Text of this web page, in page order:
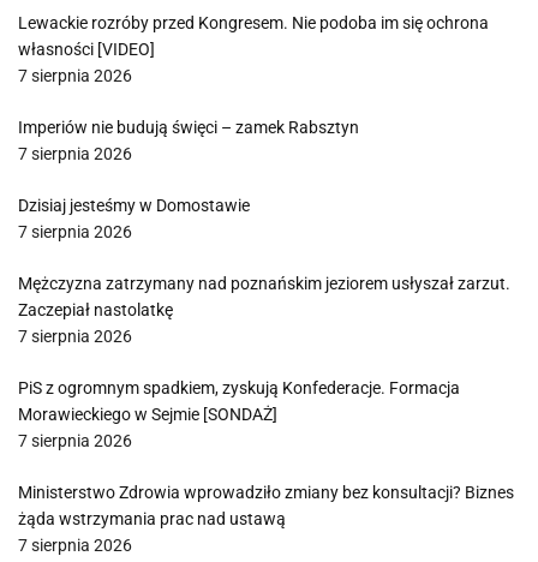
Lewackie rozróby przed Kongresem. Nie podoba im się ochrona
własności [VIDEO]
7 sierpnia 2026
Imperiów nie budują święci – zamek Rabsztyn
7 sierpnia 2026
Dzisiaj jesteśmy w Domostawie
7 sierpnia 2026
Mężczyzna zatrzymany nad poznańskim jeziorem usłyszał zarzut.
Zaczepiał nastolatkę
7 sierpnia 2026
PiS z ogromnym spadkiem, zyskują Konfederacje. Formacja
Morawieckiego w Sejmie [SONDAŻ]
7 sierpnia 2026
Ministerstwo Zdrowia wprowadziło zmiany bez konsultacji? Biznes
żąda wstrzymania prac nad ustawą
7 sierpnia 2026